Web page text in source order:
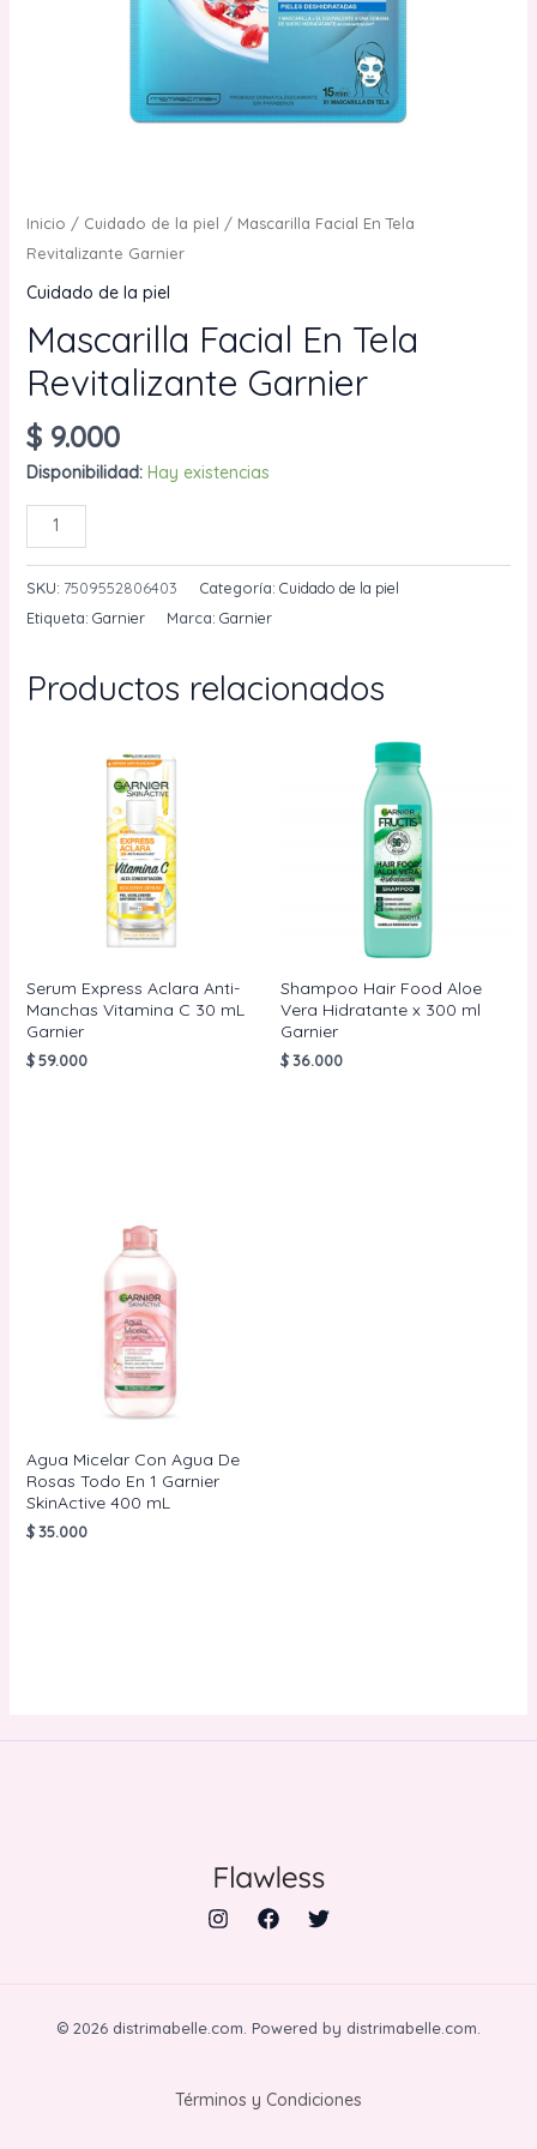
Inicio / Cuidado de la piel / Mascarilla Facial En Tela
Revitalizante Garnier
Cuidado de la piel
Mascarilla Facial En Tela
Revitalizante Garnier
$9.000
Disponibilidad: Hay existencias
Mascarilla
Facial
En
Tela
cantidad
SKU: 7509552806403 Categoría: Cuidado de la piel
Etiqueta: Garnier Marca: Garnier
Productos relacionados
Serum Express Aclara Anti-
Manchas Vitamina C 30 mL
Garnier
$59.000
Shampoo Hair Food Aloe
Vera Hidratante x 300 ml
Garnier
$36.000
Agua Micelar Con Agua De
Rosas Todo En 1 Garnier
SkinActive 400 mL
$35.000
© 2026 distrimabelle.com. Powered by distrimabelle.com.
Términos y Condiciones